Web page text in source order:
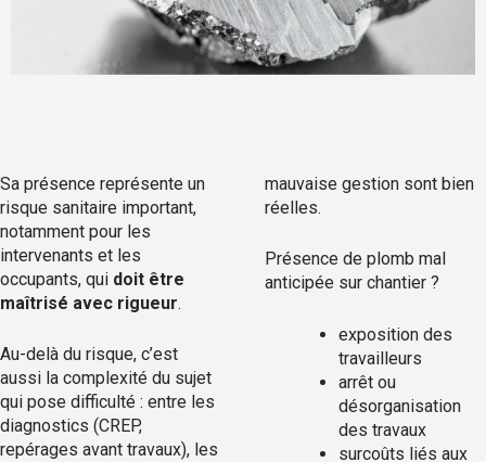
Sa présence représente un
risque sanitaire important,
notamment pour les
intervenants et les
occupants, qui doit être
maîtrisé avec rigueur.
Au-delà du risque, c’est
aussi la complexité du sujet
qui pose difficulté : entre les
diagnostics (CREP,
repérages avant travaux), les
mauvaise gestion sont bien
réelles.
Présence de plomb mal
anticipée sur chantier ?
exposition des
travailleurs
arrêt ou
désorganisation
des travaux
surcoûts liés aux